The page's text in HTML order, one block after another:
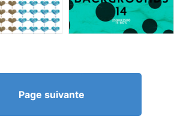
Page suivante